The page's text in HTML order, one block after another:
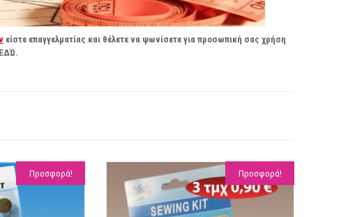
είστε επαγγελματίας και θέλετε να ψωνίσετε για προσωπική σας χρήση
ΕΔΏ.
Προσφορά! Προσφορά!